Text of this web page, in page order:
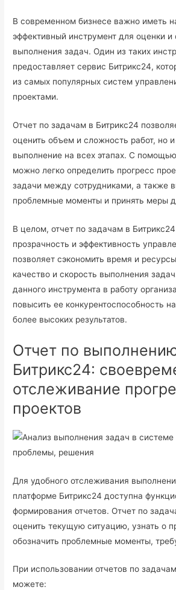
В современном бизнесе важно иметь
эффективный инструмент для оценки и
выполнения задач. Один из таких
предоставляет сервис Битрикс24,
из самых популярных систем
проектами.
Отчет по задачам в Битрикс24
оценить объем и сложность работ, но и
выполнение на всех этапах. С помощью
можно легко определить прогресс
задачи между сотрудниками, а также
проблемные моменты и принять меры
В целом, отчет по задачам в
прозрачность и эффективность
позволяет сэкономить время и
качество и скорость выполнения
данного инструмента в работу
повысить ее конкурентоспособность
более высоких результатов.
Отчет по
Битрикс24:
отслеживание
проектов
Для удобного отслеживания
платформе Битрикс24 доступна
формирования отчетов. Отчет по
оценить текущую ситуацию, узнать о
обозначить проблемные моменты,
При использовании отчетов по
можете: